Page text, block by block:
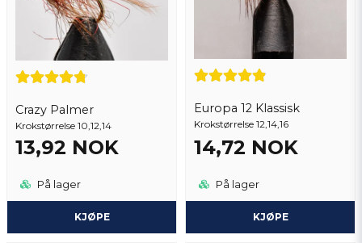
Crazy Palmer
Krokstørrelse 10,12,14
13,92 NOK
På lager
KJØPE
Europa 12 Klassisk
Krokstørrelse 12,14,16
14,72 NOK
På lager
KJØPE
Ja, du kan publisere spørsmålet mitt
Send spørsmål